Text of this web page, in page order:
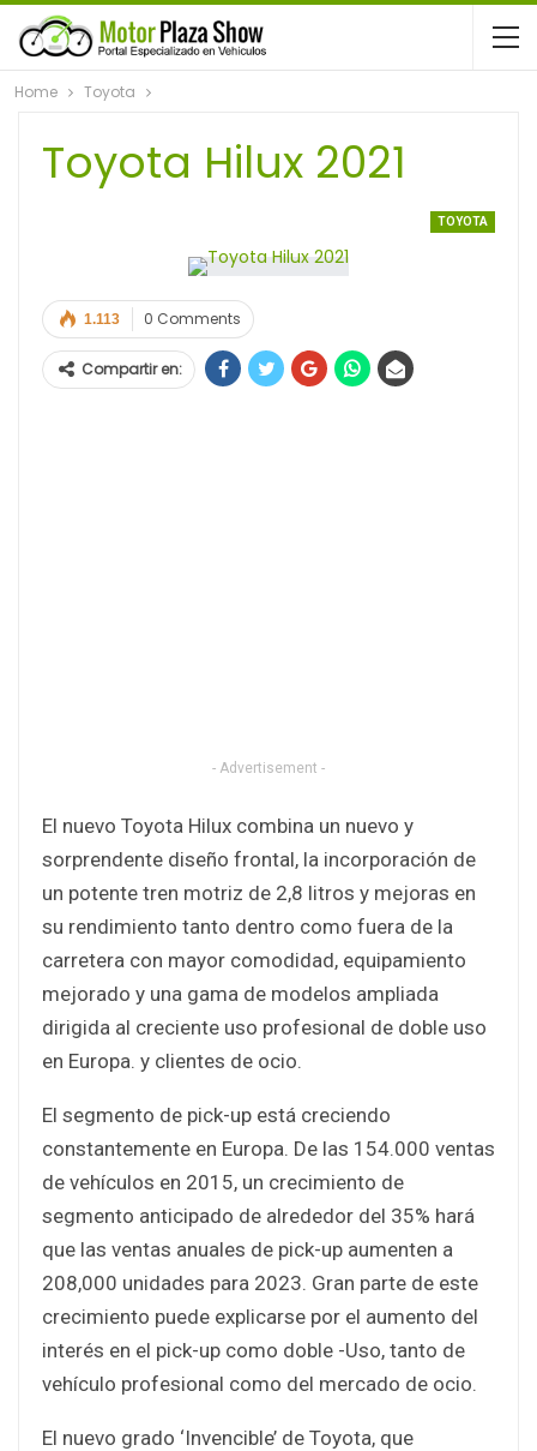
Home Toyota
Toyota Hilux 2021
TOYOTA
0 Comments
1.113
Compartir en:
- Advertisement -
El nuevo Toyota Hilux combina un nuevo y
sorprendente diseño frontal, la incorporación de
un potente tren motriz de 2,8 litros y mejoras en
su rendimiento tanto dentro como fuera de la
carretera con mayor comodidad, equipamiento
mejorado y una gama de modelos ampliada
dirigida al creciente uso profesional de doble uso
en Europa. y clientes de ocio.
El segmento de pick-up está creciendo
constantemente en Europa. De las 154.000 ventas
de vehículos en 2015, un crecimiento de
segmento anticipado de alrededor del 35% hará
que las ventas anuales de pick-up aumenten a
208,000 unidades para 2023. Gran parte de este
crecimiento puede explicarse por el aumento del
interés en el pick-up como doble -Uso, tanto de
vehículo profesional como del mercado de ocio.
El nuevo grado ‘Invencible’ de Toyota, que